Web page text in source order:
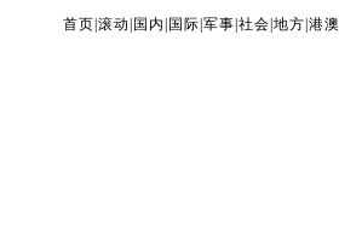
首页 滚动 国内 国际 军事 社会 地方 港澳